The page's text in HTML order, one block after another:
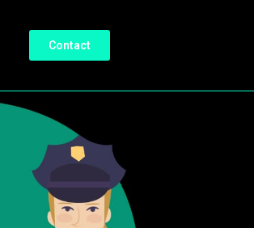
Contact